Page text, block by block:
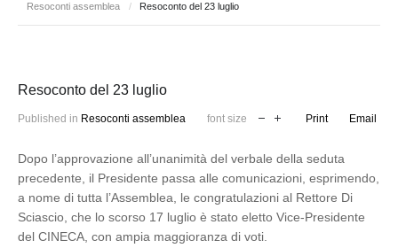
Resoconti assemblea
/ Resoconto del 23 luglio
Resoconto del 23 luglio
Published in Resoconti assemblea font size Print Email
Dopo l’approvazione all’unanimità del verbale della seduta
precedente, il Presidente passa alle comunicazioni, esprimendo,
a nome di tutta l’Assemblea, le congratulazioni al Rettore Di
Sciascio, che lo scorso 17 luglio è stato eletto Vice-Presidente
del CINECA, con ampia maggioranza di voti.